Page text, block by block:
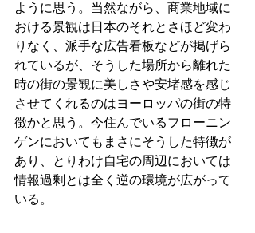
ように思う。当然ながら、商業地域に
おける景観は日本のそれとさほど変わ
りなく、派手な広告看板などが掲げら
れているが、そうした場所から離れた
時の街の景観に美しさや安堵感を感じ
させてくれるのはヨーロッパの街の特
徴かと思う。今住んでいるフローニン
ゲンにおいてもまさにそうした特徴が
あり、とりわけ自宅の周辺においては
情報過剰とは全く逆の環境が広がって
いる。